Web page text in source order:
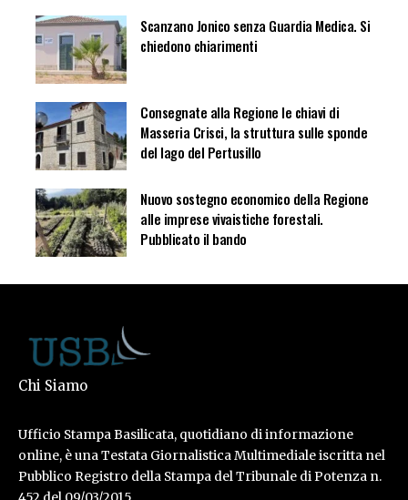
Scanzano Jonico senza Guardia Medica. Si
chiedono chiarimenti
Consegnate alla Regione le chiavi di
Masseria Crisci, la struttura sulle sponde
del lago del Pertusillo
Nuovo sostegno economico della Regione
alle imprese vivaistiche forestali.
Pubblicato il bando
Chi Siamo
Ufficio Stampa Basilicata, quotidiano di informazione
online, è una Testata Giornalistica Multimediale iscritta nel
Pubblico Registro della Stampa del Tribunale di Potenza n.